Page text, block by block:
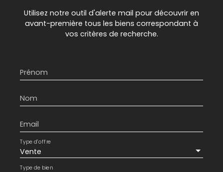
Utilisez notre outil d'alerte mail pour découvrir en
avant-première tous les biens correspondant à
vos critères de recherche.
Prénom
Nom
Email
Vente
Type d'offre
Type de bien